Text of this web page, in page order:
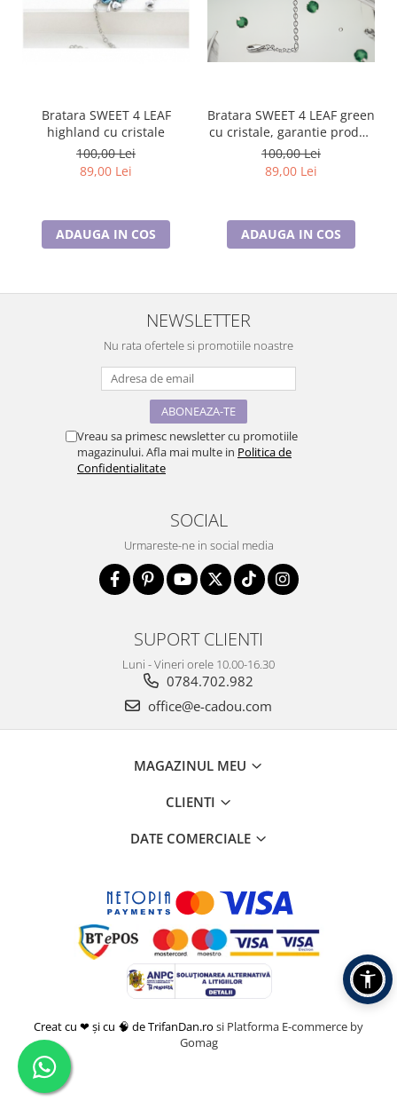
Bratara SWEET 4 LEAF
highland cu cristale
100,00 Lei
89,00 Lei
ADAUGA IN COS
Bratara SWEET 4 LEAF green
cu cristale, garantie produs
6 luni
100,00 Lei
89,00 Lei
ADAUGA IN COS
NEWSLETTER
Nu rata ofertele si promotiile noastre
Vreau sa primesc newsletter cu promotiile
magazinului. Afla mai multe in Politica de
Confidentialitate
SOCIAL
Urmareste-ne in social media
SUPORT CLIENTI
Luni - Vineri orele 10.00-16.30
0784.702.982
office@e-cadou.com
MAGAZINUL MEU
CLIENTI
DATE COMERCIALE
Creat cu ❤ și cu 🧠 de TrifanDan.ro si Platforma E-commerce by
Gomag